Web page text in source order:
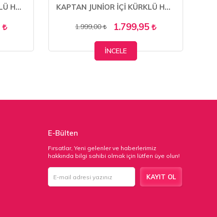
KAPTAN JUNİOR İÇİ KÜRKLÜ HAKİKİ DERİ KIŞLIK ERKEK BOT MFRE 230 KAPTAN JUNİOR İÇİ KÜRKLÜ HAKİKİ DERİ KIŞLIK ERKEK BOT MFRE 208
1.999,00 1.799,95
İNCELE
E-Bülten
Fırsatlar, Yeni gelenler ve haberlerimiz
hakkında bilgi sahibi olmak için lütfen üye olun!
KAYIT OL